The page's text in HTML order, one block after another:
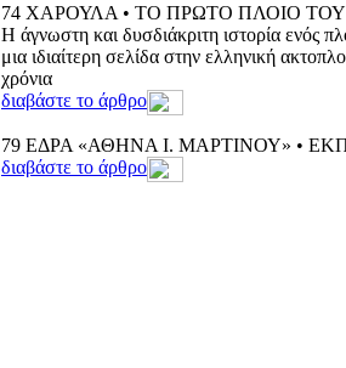
74 ΧΑΡΟΥΛΑ • ΤΟ ΠΡΩΤΟ ΠΛΟΙΟ
Η άγνωστη και δυσδιάκριτη ιστορία ενός
μια ιδιαίτερη σελίδα στην ελληνική
χρόνια
διαβάστε το άρθρο
79 EΔΡΑ «ΑΘΗΝΑ Ι. ΜΑΡΤΙΝΟΥ» •
διαβάστε το άρθρο